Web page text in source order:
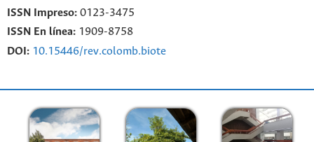
ISSN Impreso: 0123-3475
ISSN En línea: 1909-8758
DOI: 10.15446/rev.colomb.biote